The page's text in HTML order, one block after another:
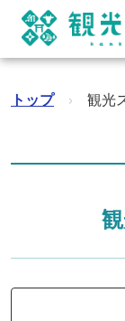
トップ › 観光